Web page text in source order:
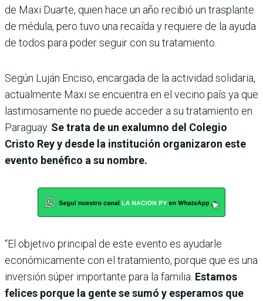
de Maxi Duarte, quien hace un año recibió un trasplante
de médula, pero tuvo una recaída y requiere de la ayuda
de todos para poder seguir con su tratamiento.
Según Luján Enciso, encargada de la actividad solidaria,
actualmente Maxi se encuentra en el vecino país ya que
lastimosamente no puede acceder a su tratamiento en
Paraguay. Se trata de un exalumno del Colegio
Cristo Rey y desde la institución organizaron este
evento benéfico a su nombre.
“El objetivo principal de este evento es ayudarle
económicamente con el tratamiento, porque que es una
inversión súper importante para la familia. Estamos
felices porque la gente se sumó y esperamos que